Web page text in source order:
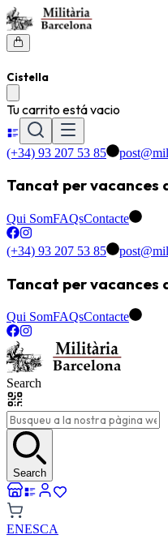
Cistella
Tu carrito está vacio
(+34) 93 207 53 85
Tancat per vacances
Qui SomFAQsContacte
(+34) 93 207 53 85
Tancat per vacances
Qui SomFAQsContacte
Search
Search
ENESCA